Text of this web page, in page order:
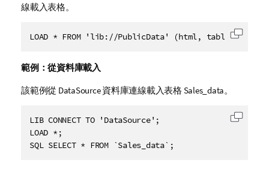
線載入表格。
LOAD * FROM 'lib://PublicData' (html, table is @1);
將代碼
範例：從資料庫載入
該範例從 DataSource資料庫連線載入表格 Sales_data。
LIB CONNECT TO 'DataSource';
LOAD *;
SQL SELECT * FROM `Sales_data`;
將代碼